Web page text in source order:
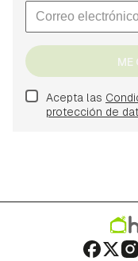
ME
Acepta las
protección de